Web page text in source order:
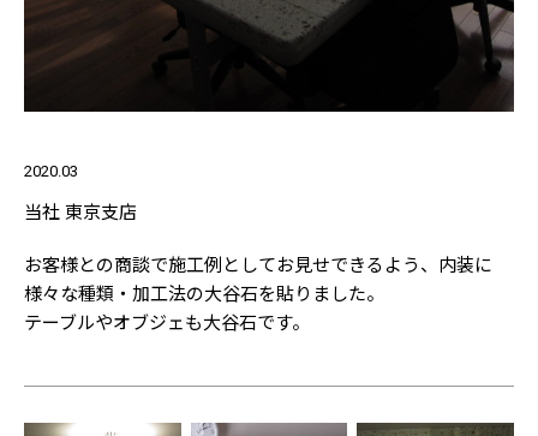
2020.03
当社 東京支店
お客様との商談で施工例としてお見せできるよう、内装に
様々な種類・加工法の大谷石を貼りました。
テーブルやオブジェも大谷石です。